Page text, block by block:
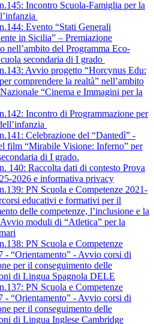
Incontro Scuola-Famiglia per la
Evento “Stati Generali
in Sicilia” – Premiazione
nell’ambito del Programma Eco-
secondaria di I grado
Avvio progetto “Horcynus Edu:
comprendere la realtà” nell’ambito
“Cinema e Immagini per la
Incontro di Programmazione per
Celebrazione del “Dantedì” -
film “Mirabile Visione: Inferno” per
di I grado.
140: Raccolta dati di contesto Prova
2026 e informativa privacy
PN Scuola e Competenze 2021-
educativi e formativi per il
delle competenze, l’inclusione e la
moduli di “Atletica” per la
PN Scuola e Competenze
- “Orientamento” - Avvio corsi di
per il conseguimento delle
di Lingua Spagnola DELE
PN Scuola e Competenze
- “Orientamento” - Avvio corsi di
per il conseguimento delle
di Lingua Inglese Cambridge